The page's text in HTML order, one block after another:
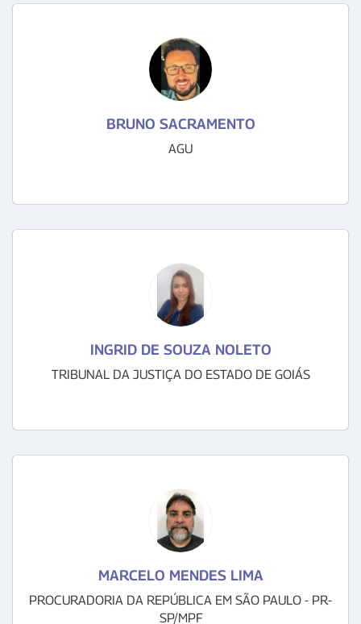
BRUNO SACRAMENTO
AGU
INGRID DE SOUZA NOLETO
TRIBUNAL DA JUSTIÇA DO ESTADO DE GOIÁS
MARCELO MENDES LIMA
PROCURADORIA DA REPÚBLICA EM SÃO PAULO - PR-
SP/MPF